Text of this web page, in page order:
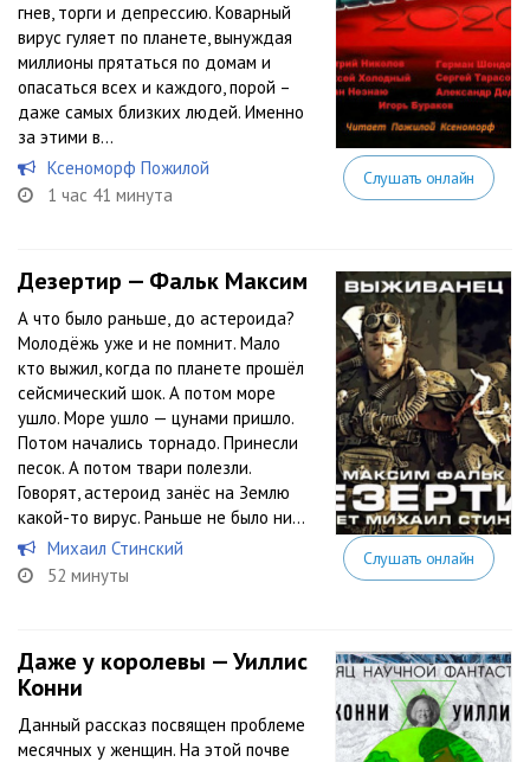
гнев, торги и депрессию. Коварный
вирус гуляет по планете, вынуждая
миллионы прятаться по домам и
опасаться всех и каждого, порой –
даже самых близких людей. Именно
за этими в...
Ксеноморф Пожилой
1 час 41 минута
Слушать онлайн
Дезертир — Фальк Максим
А что было раньше, до астероида?
Молодёжь уже и не помнит. Мало
кто выжил, когда по планете прошёл
сейсмический шок. А потом море
ушло. Море ушло — цунами пришло.
Потом начались торнадо. Принесли
песок. А потом твари полезли.
Говорят, астероид занёс на Землю
какой-то вирус. Раньше не было ни...
Михаил Стинский
52 минуты
Слушать онлайн
Даже у королевы — Уиллис
Конни
Данный рассказ посвящен проблеме
месячных у женщин. На этой почве